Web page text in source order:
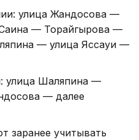
улица Жандосова —
— Торайгырова —
— улица Яссауи —
улица Шаляпина —
— далее
заранее учитывать